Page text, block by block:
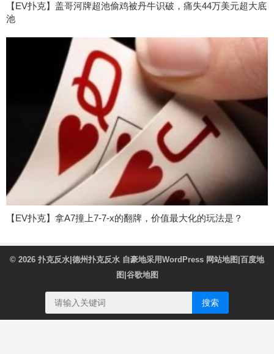
【EV扑克】盖哥河牌超池偷鸡被丹牛识破，痛失44万美元超大底
池
【EV扑克】拿A7撞上7-7-x的翻牌，价值最大化的玩法是？
© 2026 扑克反水|德州扑克反水 自豪地采用WordPress 网站地图 百度地
图 谷歌地图
搜索